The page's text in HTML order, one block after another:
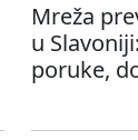
Mreža
u
poruke,